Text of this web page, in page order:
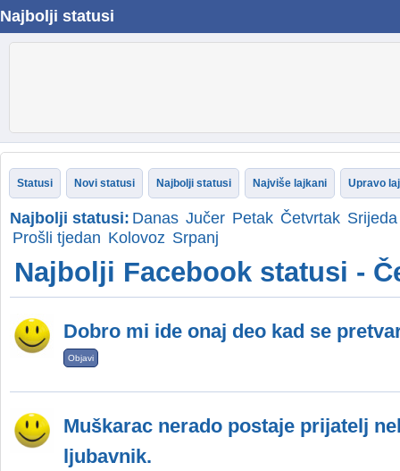
Najbolji statusi
Statusi Novi statusi Najbolji statusi Najviše lajkani Upravo
Najbolji statusi: Danas Jučer Petak Četvrtak Srijeda
Prošli tjedan Kolovoz Srpanj
Najbolji Facebook statusi -
Dobro mi ide onaj deo kad se
Objavi
Muškarac nerado postaje prijatelj
ljubavnik.